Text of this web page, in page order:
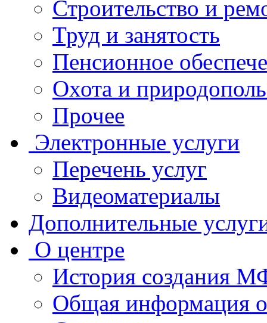
Строительство и
Труд и занятость
Пенсионное
Охота и
Прочее
Электронные услуги
Перечень услуг
Видеоматериалы
Дополнительные
О центре
История создания
Общая